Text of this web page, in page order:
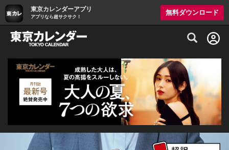
東京カレンダーアプリ
アプリなら超サクサク！
無料ダウンロード
グルメ情報・プレミアムレストラン予約